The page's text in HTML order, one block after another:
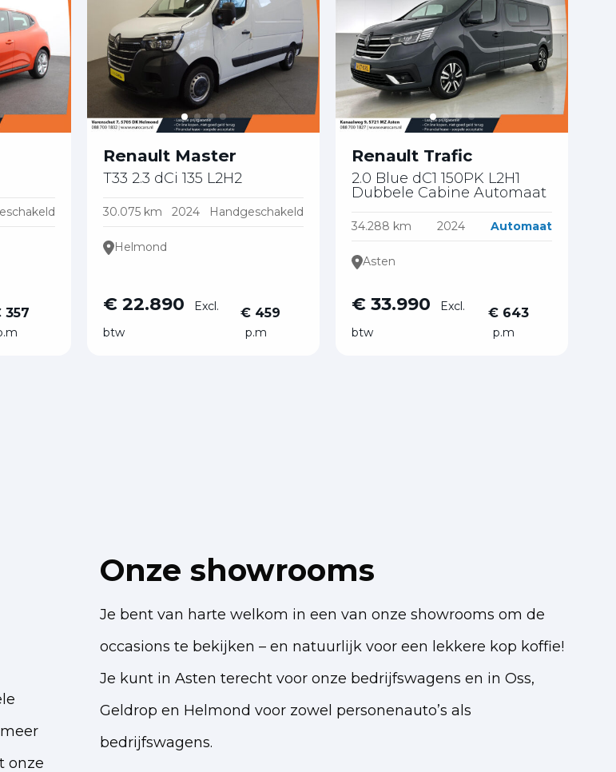
357
Renault Master
T33 2.3 dCi 135 L2H2
30.075 km 2024 Handgeschakeld
Helmond
€ 22.890
Excl.
btw
€ 459
p.m
Renault Trafic
2.0 Blue dC1 150PK L2H1
Dubbele Cabine Automaat
34.288 km 2024 Automaat
Asten
€ 33.990
Excl.
btw
€ 643
p.m
onze
Onze showrooms
Je bent van harte welkom in een van onze showrooms om de
occasions te bekijken – en natuurlijk voor een lekkere kop koffie!
Je kunt in Asten terecht voor onze bedrijfswagens en in Oss,
Geldrop en Helmond voor zowel personenauto’s als
bedrijfswagens.